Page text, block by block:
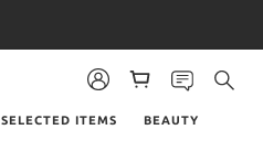
SELECTED ITEMS BEAUTY